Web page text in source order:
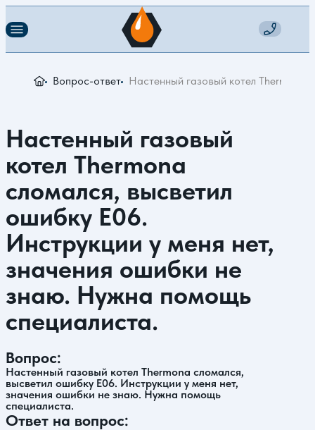
Вопрос-ответ Настенный газовый котел Thermona
Настенный газовый
котел Thermona
сломался, высветил
ошибку Е06.
Инструкции у меня нет,
значения ошибки не
знаю. Нужна помощь
специалиста.
Вопрос:
Настенный газовый котел Thermona сломался,
высветил ошибку Е06. Инструкции у меня нет,
значения ошибки не знаю. Нужна помощь
специалиста.
Ответ на вопрос: